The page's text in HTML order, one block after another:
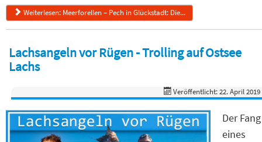
Weiterlesen: Meerforellen – Pech in Glückstadt: Die...
Lachsangeln vor Rügen - Trolling auf Ostsee
Lachs
Veröffentlicht: 22. April 2019
Der Fang
eines